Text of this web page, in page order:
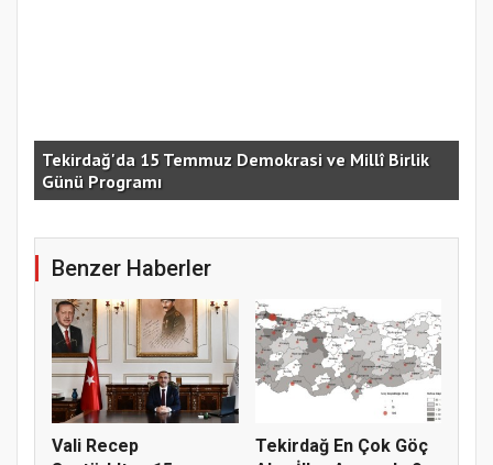
Tekirdağ'da 15 Temmuz Demokrasi ve Millî Birlik
Günü Programı
Benzer Haberler
Vali Recep
Tekirdağ En Çok Göç